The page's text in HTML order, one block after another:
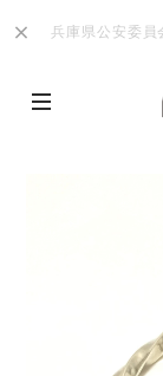
兵庫県公安委